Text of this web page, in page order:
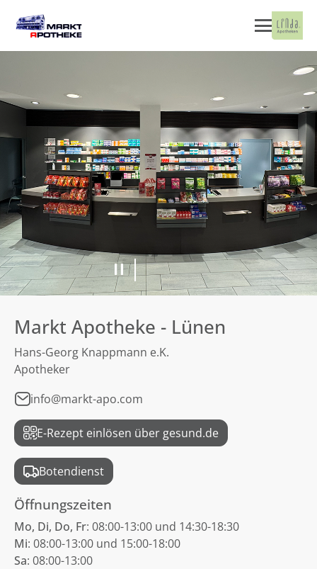
Markt Apotheke - Lünen
Hans-Georg Knappmann e.K.
Apotheker
info@markt-apo.com
E-Rezept einlösen über gesund.de
Botendienst
Öffnungszeiten
Mo, Di, Do, Fr: 08:00-13:00 und 14:30-18:30
Mi: 08:00-13:00 und 15:00-18:00
Sa: 08:00-13:00